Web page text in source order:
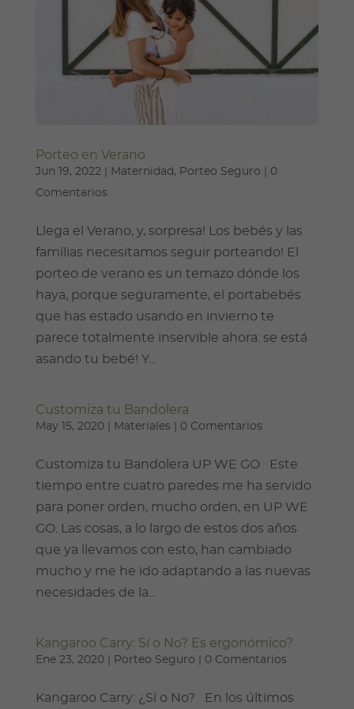
Porteo en Verano
Jun 19, 2022| Maternidad , Porteo Seguro
0
Comentarios
Llega el Verano, y, sorpresa! Los bebés y las
famílias necesitamos seguir porteando! El
porteo de verano es un temazo dónde los
haya, porque seguramente, el portabebés
que has estado usando en invierno te
parece totalmente inservible ahora: se está
asando tu bebé! Y...
Customiza tu Bandolera
May 15, 2020| Materiales 0 Comentarios
Customiza tu Bandolera UP WE GO Este
tiempo entre cuatro paredes me ha servido
para poner orden, mucho orden, en UP WE
GO. Las cosas, a lo largo de estos dos años
que ya llevamos con esto, han cambiado
mucho y me he ido adaptando a las nuevas
necesidades de la...
Kangaroo Carry: Sí o No? Es ergonómico?
Ene 23, 2020| Porteo Seguro 0 Comentarios
Kangaroo Carry: ¿Sí o No? En los últimos